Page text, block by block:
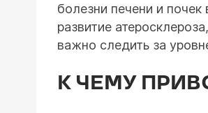
болезни печени и
развитие
важно следить за
К ЧЕМУ